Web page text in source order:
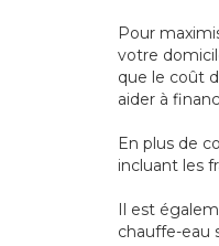
Pour
votre
que le coût
aider à
En plus de
incluant les
Il est
chauffe-eau